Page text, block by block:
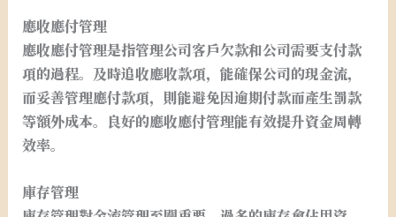
應收應付管理
應收應付管理是指管理公司客戶欠款和公司需要支付款
項的過程。及時追收應收款項，能確保公司的現金流，
而妥善管理應付款項，則能避免因逾期付款而產生罰款
等額外成本。良好的應收應付管理能有效提升資金周轉
效率。
庫存管理